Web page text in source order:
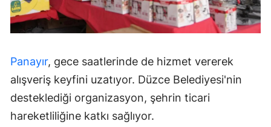
Panayır, gece saatlerinde de hizmet vererek
alışveriş keyfini uzatıyor. Düzce Belediyesi'nin
desteklediği organizasyon, şehrin ticari
hareketliliğine katkı sağlıyor.